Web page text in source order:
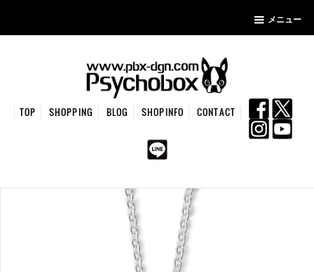
メニュー
TOP SHOPPING BLOG SHOPINFO CONTACT